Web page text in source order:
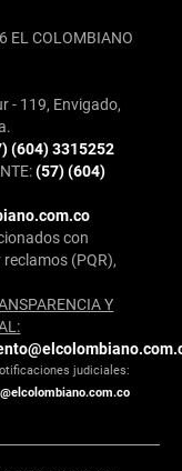
EL COLOMBIANO
- 119, Envigado,
(604) 3315252
(57) (604)
con
(PQR),
Y
judiciales: